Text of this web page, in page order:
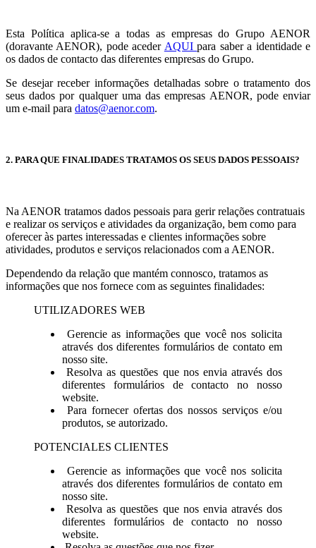
Esta Política aplica-se a todas as empresas do Grupo AENOR
(doravante AENOR), pode aceder AQUIpara saber a identidade e
os dados de contacto das diferentes empresas do Grupo.
Se desejar receber informações detalhadas sobre o tratamento dos
seus dados por qualquer uma das empresas AENOR, pode enviar
um e-mail para datos@aenor.com.
2. PARA QUE FINALIDADES TRATAMOS OS SEUS DADOS PESSOAIS?
Na AENOR tratamos dados pessoais para gerir relações contratuais
e realizar os serviços e atividades da organização, bem como para
oferecer às partes interessadas e clientes informações sobre
atividades, produtos e serviços relacionados com a AENOR.
Dependendo da relação que mantém connosco, tratamos as
informações que nos fornece com as seguintes finalidades:
UTILIZADORES WEB
Gerencie as informações que você nos solicita
através dos diferentes formulários de contato em
nosso site.
Resolva as questões que nos envia através dos
diferentes formulários de contacto no nosso
website.
Para fornecer ofertas dos nossos serviços e/ou
produtos, se autorizado.
POTENCIALES CLIENTES
Gerencie as informações que você nos solicita
através dos diferentes formulários de contato em
nosso site.
Resolva as questões que nos envia através dos
diferentes formulários de contacto no nosso
website.